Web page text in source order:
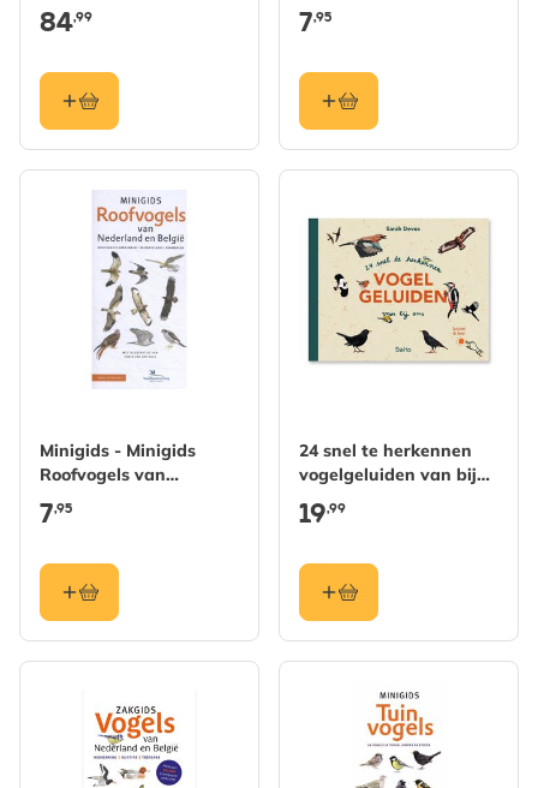
84,99 7,95
Minigids - Minigids
Roofvogels van
Nederland en België
7,95
24 snel te herkennen
vogelgeluiden van bij
ons
19,99